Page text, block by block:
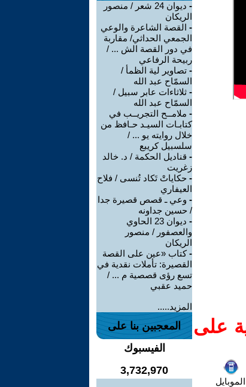
على
الموبايل
-
ديوان 24 شعر / منصور
الريكان
- القصة الشاعرة والوعي
الجمعي الحداثي/ مقاربة
في دور القصة الش ... /
ربيحة الرفاعي
- تصاوير لية الظمأ /
السمّاح عبد الله
- ثلاثاءات عابر سبيل /
السمّاح عبد الله
- ملامــح التجريــب في
كتابـات السيـد حـافظ من
خلال روايته يو ... /
سلسبيل كريبع
- قناديل الحكمة / د. خالد
زغريت
- حكاياتْ تَكاد تُنسى / فلاح
العيفاري
- وعي ـ قصص قصيرة جدا
/ حسين جداونه
-
ديوان 23 الحاوي
والعصفور / منصور
الريكان
-كتاب «عين على القصة
القصيرة: تأملات نقدية في
تسع رؤى قصصية م ... /
حميد عقبي
المزيد.....
المعجبين بنا على
الفيسبوك
3,732,970